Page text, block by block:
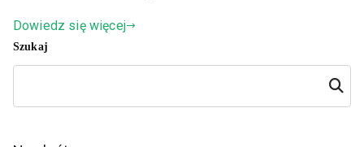
Dowiedz się więcej
Szukaj
Szukaj